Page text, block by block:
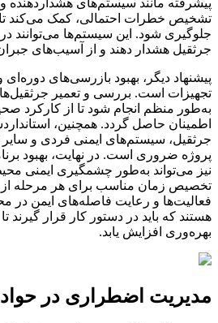
پیشرفته مانند سیستم‌های هشداردهنده
تشخیص خطرات احتمالی، کمک می‌کند تا
جلوگیری شود. این سیستم‌ها می‌توانند در
جرثقیل هشدار دهند و از آسیب‌های
پیشنهاد دیگر، بهبود بازرسی‌های دوره‌ای
تجهیزات است. بررسی و تعمیر جرثقیل‌ها
به‌طور منظم انجام شود تا از کارکرد
اطمینان حاصل گردد. همچنین،
جرثقیل، سیستم‌های ایمنی فردی و
پروژه ضروری است. در نهایت، بهبود
نیز می‌تواند به‌طور چشمگیری ایمنی
تخصیص زمان مناسب برای هر مرحله از
فعالیت‌ها و رعایت فاصله‌های ایمن در
هستند که باید در دستور کار قرار گیرند
بهره‌وری افزایش یابد.
مدیریت اضطراری در